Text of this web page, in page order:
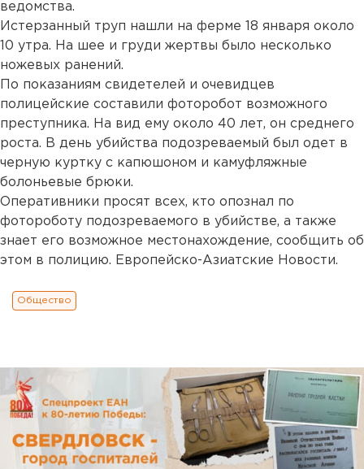
ведомства.
Истерзанный труп нашли на ферме 18 января около
10 утра. На шее и груди жертвы было несколько
ножевых ранений.
По показаниям свидетелей и очевидцев
полицейские составили фоторобот возможного
преступника. На вид ему около 40 лет, он среднего
роста. В день убийства подозреваемый был одет в
черную куртку с капюшоном и камуфляжные
болоньевые брюки.
Оперативники просят всех, кто опознал по
фотороботу подозреваемого в убийстве, а также
знает его возможное местонахождение, сообщить об
этом в полицию. Европейско-Азиатские Новости.
Общество